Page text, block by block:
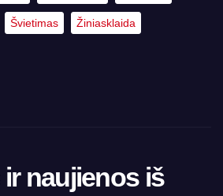
Švietimas Žiniasklaida
naujienos iš